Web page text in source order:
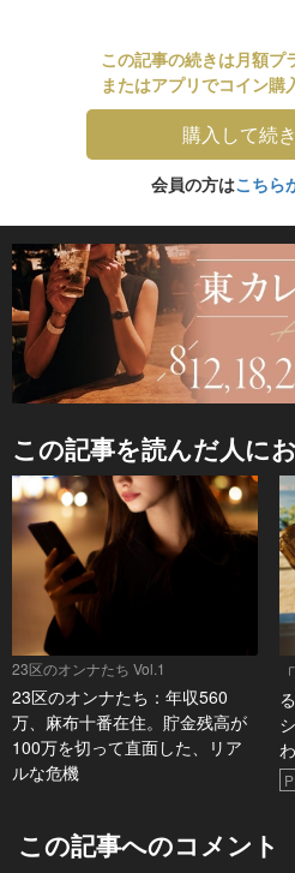
この記事の続きは月額プ
またはアプリでコイン購
購入して続
会員の方はこちら
この記事を読んだ人に
23区のオンナたち Vol.1
23区のオンナたち：年収560
万、麻布十番在住。貯金残高が
100万を切って直面した、リア
ルな危機
この記事へのコメント